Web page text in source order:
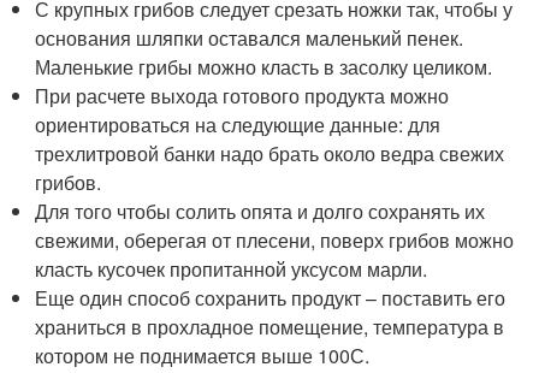
С крупных грибов следует срезать ножки так, чтобы у
основания шляпки оставался маленький пенек.
Маленькие грибы можно класть в засолку целиком.
При расчете выхода готового продукта можно
ориентироваться на следующие данные: для
трехлитровой банки надо брать около ведра свежих
грибов.
Для того чтобы солить опята и долго сохранять их
свежими, оберегая от плесени, поверх грибов можно
класть кусочек пропитанной уксусом марли.
Еще один способ сохранить продукт – поставить его
храниться в прохладное помещение, температура в
котором не поднимается выше 100С.